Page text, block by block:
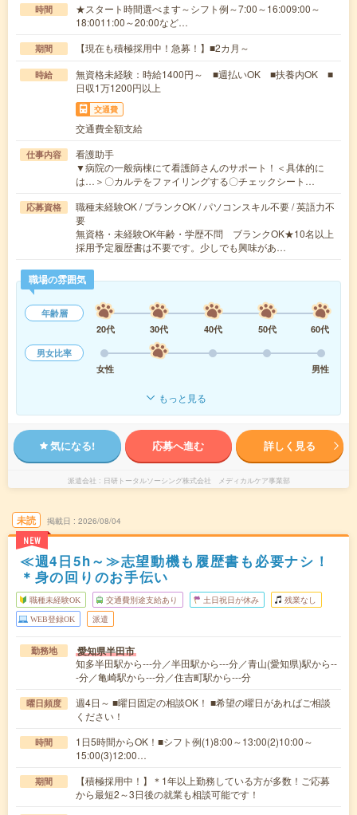
時間
★スタート時間選べます～シフト例～7:00～16:009:00～
18:0011:00～20:00など…
期間 【現在も積極採用中！急募！】■2カ月～
時給
無資格未経験：時給1400円～ ■週払いOK ■扶養内OK ■
日収1万1200円以上
交通費
交通費全額支給
仕事内容
看護助手
▼病院の一般病棟にて看護師さんのサポート！＜具体的に
は…＞〇カルテをファイリングする〇チェックシート…
応募資格
職種未経験OK / ブランクOK / パソコンスキル不要 / 英語力不
要
無資格・未経験OK年齢・学歴不問 ブランクOK★10名以上
採用予定履歴書は不要です。少しでも興味があ…
職場の雰囲気
年齢層
20代
30代 40代 50代
60代
男女比率
女性
男性
もっと見る
気になる! 応募へ進む 詳しく見る
派遣会社 日研トータルソーシング株式会社 メディカルケア事業部
未読
NEW
掲載日 2026/08/04
≪週4日5h～≫志望動機も履歴書も必要ナシ！
＊身の回りのお手伝い
職種未経験OK 交通費別途支給あり 土日祝日が休み 残業なし
WEB登録OK 派遣
勤務地 愛知県半田市
知多半田駅から---分／半田駅から---分／青山(愛知県)駅から--
-分／亀崎駅から---分／住吉町駅から---分
曜日頻度
週4日～ ■曜日固定の相談OK！ ■希望の曜日があればご相談
ください！
時間
1日5時間からOK！■シフト例(1)8:00～13:00(2)10:00～
15:00(3)12:00…
期間
【積極採用中！】＊1年以上勤務している方が多数！ご応募
から最短2～3日後の就業も相談可能です！